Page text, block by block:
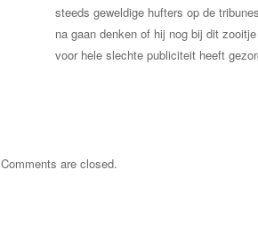
steeds geweldige hufters op de
na gaan denken of hij nog bij dit
voor hele slechte publiciteit heeft
Comments are closed.